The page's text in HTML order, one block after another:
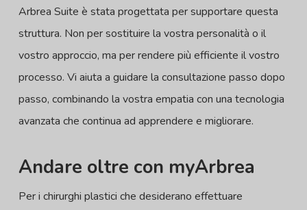
Arbrea Suite è stata progettata per supportare questa
struttura. Non per sostituire la vostra personalità o il
vostro approccio, ma per rendere più efficiente il vostro
processo. Vi aiuta a guidare la consultazione passo dopo
passo, combinando la vostra empatia con una tecnologia
avanzata che continua ad apprendere e migliorare.
Andare oltre con myArbrea
Per i chirurghi plastici che desiderano effettuare